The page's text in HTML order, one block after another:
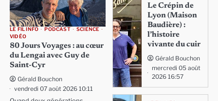
LE FIL INFO PODCAST
SCIENCE
VIDÉO
80 Jours Voyages : au cœur
du Lengai avec Guy de
Saint-Cyr
Gérald Bouchon
vendredi 07 août 2026 10:11
Le Crépin de
Lyon (Maison
Baudière) :
l’histoire
vivante du cuir
Gérald Bouchon
mercredi 05 août
2026 16:57